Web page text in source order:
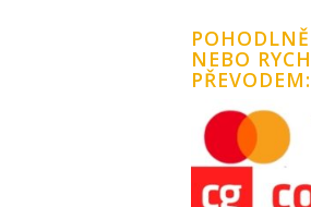
NEBO
PŘEVODEM: